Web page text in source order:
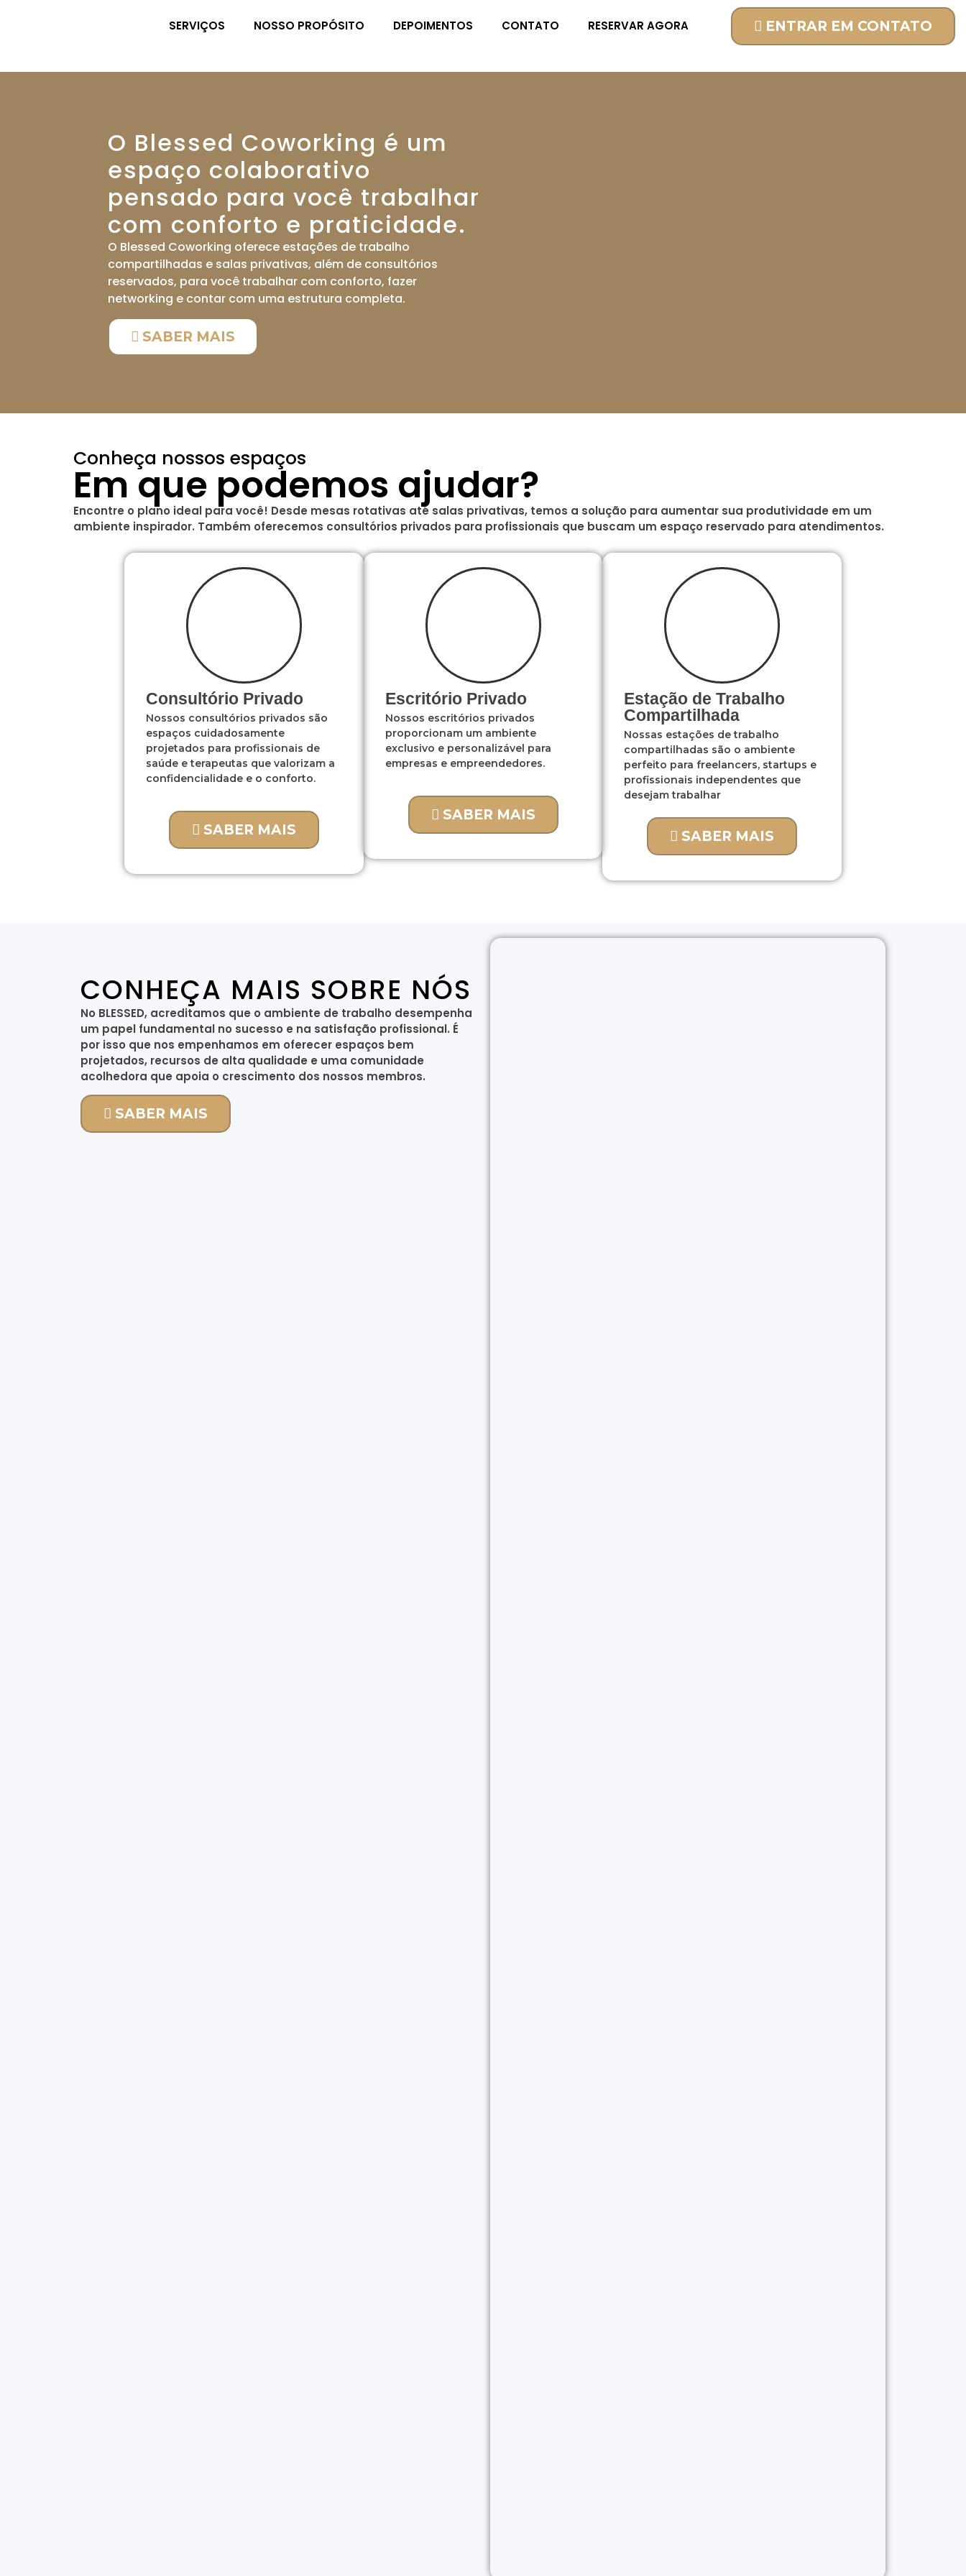
SERVIÇOS NOSSO PROPÓSITO DEPOIMENTOS CONTATO RESERVAR AGORA ENTRAR EM CONTATO
O Blessed Coworking é um
espaço colaborativo
pensado para você trabalhar
com conforto e praticidade.
O Blessed Coworking oferece estações de trabalho
compartilhadas e salas privativas, além de consultórios
reservados, para você trabalhar com conforto, fazer
networking e contar com uma estrutura completa.
SABER MAIS
Conheça nossos espaços
Em que podemos ajudar?
Encontre o plano ideal para você! Desde mesas rotativas até salas privativas, temos a solução para aumentar sua produtividade em um
ambiente inspirador. Também oferecemos consultórios privados para profissionais que buscam um espaço reservado para atendimentos.
Consultório Privado
Nossos consultórios privados são
espaços cuidadosamente
projetados para profissionais de
saúde e terapeutas que valorizam a
confidencialidade e o conforto.
SABER MAIS
Escritório Privado
Nossos escritórios privados
proporcionam um ambiente
exclusivo e personalizável para
empresas e empreendedores.
SABER MAIS
Estação de Trabalho
Compartilhada
Nossas estações de trabalho
compartilhadas são o ambiente
perfeito para freelancers, startups e
profissionais independentes que
desejam trabalhar
SABER MAIS
CONHEÇA MAIS SOBRE NÓS
No BLESSED, acreditamos que o ambiente de trabalho desempenha
um papel fundamental no sucesso e na satisfação profissional. É
por isso que nos empenhamos em oferecer espaços bem
projetados, recursos de alta qualidade e uma comunidade
acolhedora que apoia o crescimento dos nossos membros.
SABER MAIS